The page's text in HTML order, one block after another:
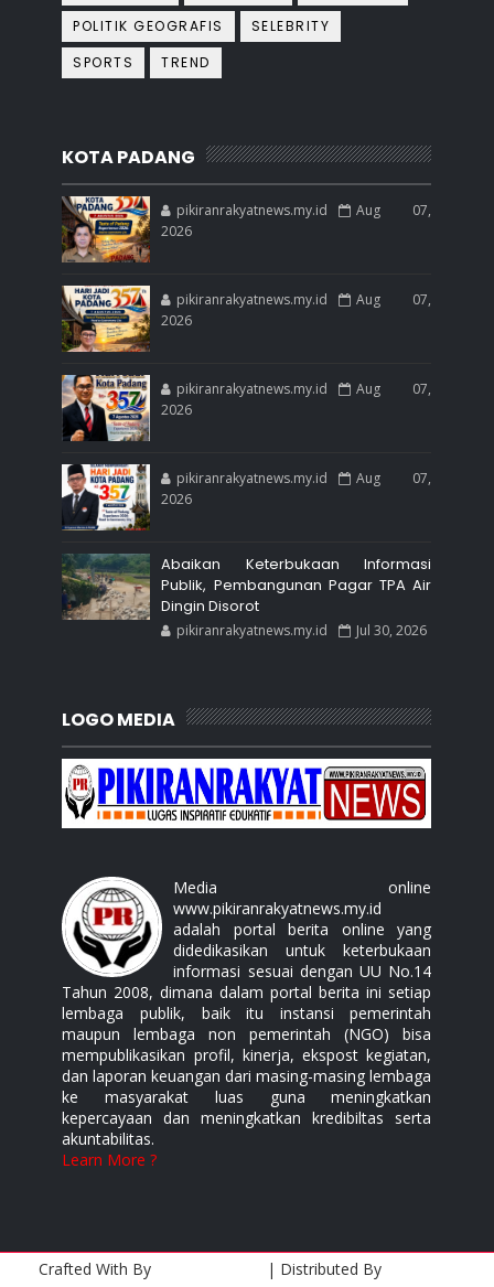
POLITIK GEOGRAFIS
SELEBRITY
SPORTS
TREND
KOTA PADANG
pikiranrakyatnews.my.id
Aug 07,
2026
pikiranrakyatnews.my.id
Aug 07,
2026
pikiranrakyatnews.my.id
Aug 07,
2026
pikiranrakyatnews.my.id
Aug 07,
2026
Abaikan Keterbukaan Informasi
Publik, Pembangunan Pagar TPA Air
Dingin Disorot
pikiranrakyatnews.my.id Jul 30, 2026
LOGO MEDIA
Media online
www.pikiranrakyatnews.my.id
adalah portal berita online yang
didedikasikan untuk keterbukaan
informasi sesuai dengan UU No.14
Tahun 2008, dimana dalam portal berita ini setiap
lembaga publik, baik itu instansi pemerintah
maupun lembaga non pemerintah (NGO) bisa
mempublikasikan profil, kinerja, ekspost kegiatan,
dan laporan keuangan dari masing-masing lembaga
ke masyarakat luas guna meningkatkan
kepercayaan dan meningkatkan kredibiltas serta
akuntabilitas.
Learn More ?
Crafted With By | Distributed By